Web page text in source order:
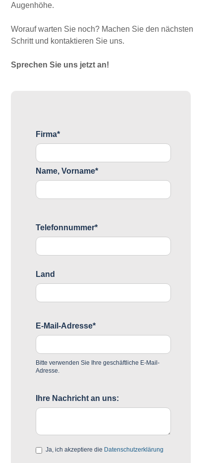
Augenhöhe.
Worauf warten Sie noch? Machen Sie den nächsten
Schritt und kontaktieren Sie uns.
Sprechen Sie uns jetzt an!
Firma*
Name, Vorname*
Telefonnummer*
Land
E-Mail-Adresse*
Bitte verwenden Sie Ihre geschäftliche E-Mail-
Adresse.
Ihre Nachricht an uns:
Ja, ich akzeptiere die Datenschutzerklärung